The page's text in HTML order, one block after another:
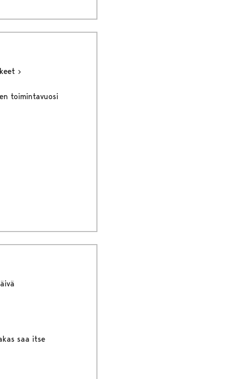
toimintavuosi
saa itse